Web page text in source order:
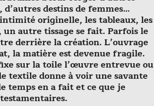
destins de femmes…
originelle, les tableaux, les
autre tissage se fait. Parfois le
derrière la création. L’ouvrage
la matière est devenue fragile.
sur la toile l’œuvre entrevue ou
textile donne à voir une savante
temps en a fait et ce que je